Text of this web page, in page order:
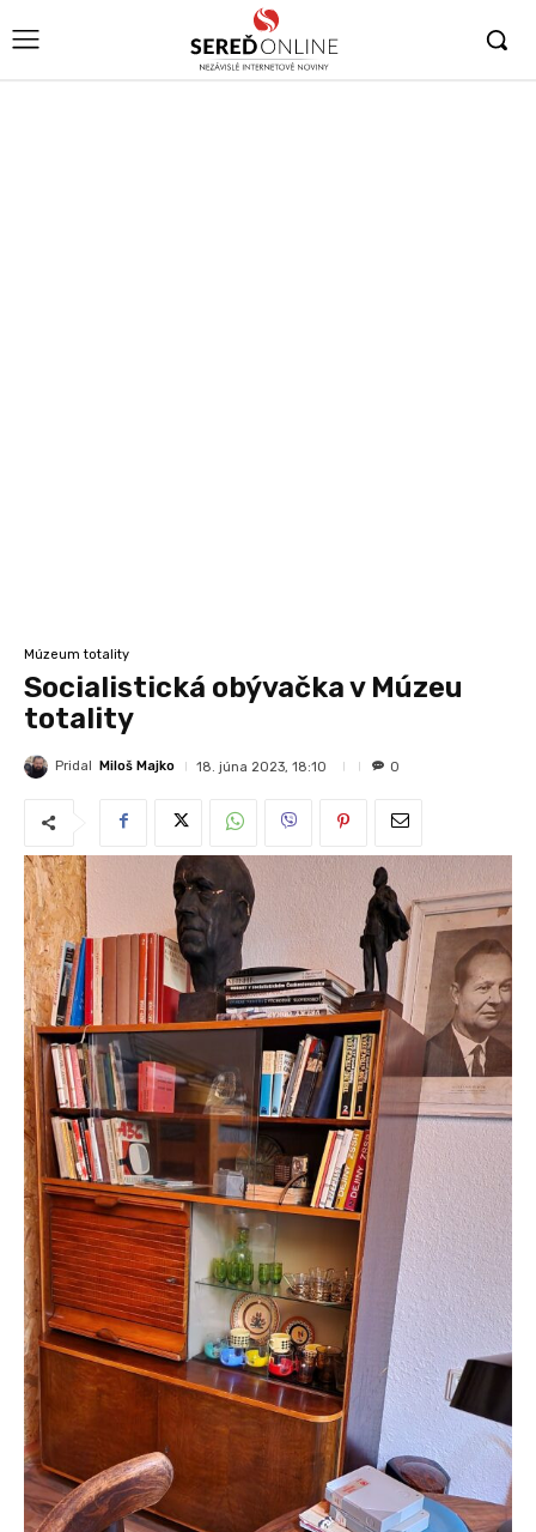
Múzeum totality
Socialistická obývačka v Múzeu
totality
Pridal Miloš Majko 18. júna 2023, 18:10 0